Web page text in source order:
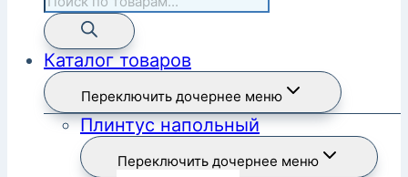
Каталог товаров
Переключить дочернее меню
Плинтус напольный
Переключить дочернее меню